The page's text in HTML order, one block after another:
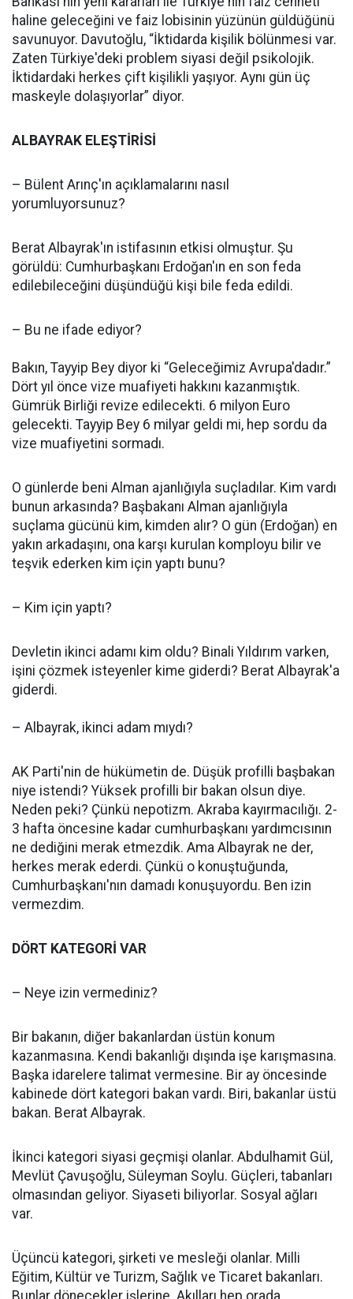
haline geleceğini ve faiz lobisinin yüzünün güldüğünü
savunuyor. Davutoğlu, “İktidarda kişilik bölünmesi var.
Zaten Türkiye'deki problem siyasi değil psikolojik.
İktidardaki herkes çift kişilikli yaşıyor. Aynı gün üç
maskeyle dolaşıyorlar” diyor.
ALBAYRAK ELEŞTİRİSİ
– Bülent Arınç'ın açıklamalarını nasıl
yorumluyorsunuz?
Berat Albayrak'ın istifasının etkisi olmuştur. Şu
görüldü: Cumhurbaşkanı Erdoğan'ın en son feda
edilebileceğini düşündüğü kişi bile feda edildi.
– Bu ne ifade ediyor?
Bakın, Tayyip Bey diyor ki “Geleceğimiz Avrupa'dadır.”
Dört yıl önce vize muafiyeti hakkını kazanmıştık.
Gümrük Birliği revize edilecekti. 6 milyon Euro
gelecekti. Tayyip Bey 6 milyar geldi mi, hep sordu da
vize muafiyetini sormadı.
O günlerde beni Alman ajanlığıyla suçladılar. Kim vardı
bunun arkasında? Başbakanı Alman ajanlığıyla
suçlama gücünü kim, kimden alır? O gün (Erdoğan) en
yakın arkadaşını, ona karşı kurulan komployu bilir ve
teşvik ederken kim için yaptı bunu?
– Kim için yaptı?
Devletin ikinci adamı kim oldu? Binali Yıldırım varken,
işini çözmek isteyenler kime giderdi? Berat Albayrak'a
giderdi.
– Albayrak, ikinci adam mıydı?
AK Parti'nin de hükümetin de. Düşük profilli başbakan
niye istendi? Yüksek profilli bir bakan olsun diye.
Neden peki? Çünkü nepotizm. Akraba kayırmacılığı. 2-
3 hafta öncesine kadar cumhurbaşkanı yardımcısının
ne dediğini merak etmezdik. Ama Albayrak ne der,
herkes merak ederdi. Çünkü o konuştuğunda,
Cumhurbaşkanı'nın damadı konuşuyordu. Ben izin
vermezdim.
DÖRT KATEGORİ VAR
– Neye izin vermediniz?
Bir bakanın, diğer bakanlardan üstün konum
kazanmasına. Kendi bakanlığı dışında işe karışmasına.
Başka idarelere talimat vermesine. Bir ay öncesinde
kabinede dört kategori bakan vardı. Biri, bakanlar üstü
bakan. Berat Albayrak.
İkinci kategori siyasi geçmişi olanlar. Abdulhamit Gül,
Mevlüt Çavuşoğlu, Süleyman Soylu. Güçleri, tabanları
olmasından geliyor. Siyaseti biliyorlar. Sosyal ağları
var.
Üçüncü kategori, şirketi ve mesleği olanlar. Milli
Eğitim, Kültür ve Turizm, Sağlık ve Ticaret bakanları.
Bunlar dönecekler işlerine. Akılları hep orada.